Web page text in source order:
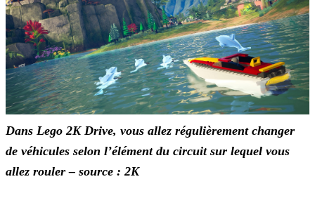
Dans Lego 2K Drive, vous allez régulièrement changer
de véhicules selon l’élément du circuit sur lequel vous
allez rouler – source : 2K